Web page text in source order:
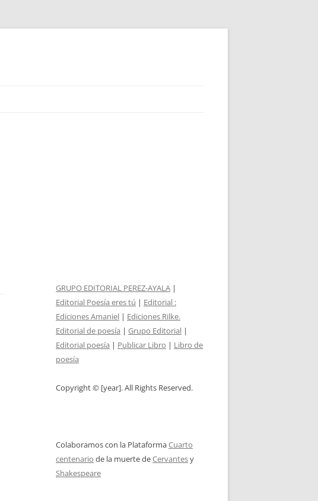
GRUPO EDITORIAL PEREZ-AYALA |
Editorial Poesía eres tú | Editorial :
Ediciones Amaniel | Ediciones Rilke.
Editorial de poesía | Grupo Editorial |
Editorial poesía | Publicar Libro | Libro de
poesía
Copyright © [year]. All Rights Reserved.
Colaboramos con la PlataformaCuarto
centenario de la muerte deCervantesy
Shakespeare